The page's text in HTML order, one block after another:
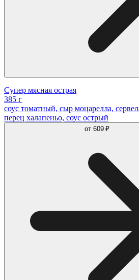
Супер мясная острая
385 г
соус томатный, сыр моцарелла,
перец халапеньо, соус острый
от 609 ₽